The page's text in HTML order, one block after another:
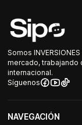
Somos
mercado, trabajando
internacional.
Síguenos
NAVEGACIÓN